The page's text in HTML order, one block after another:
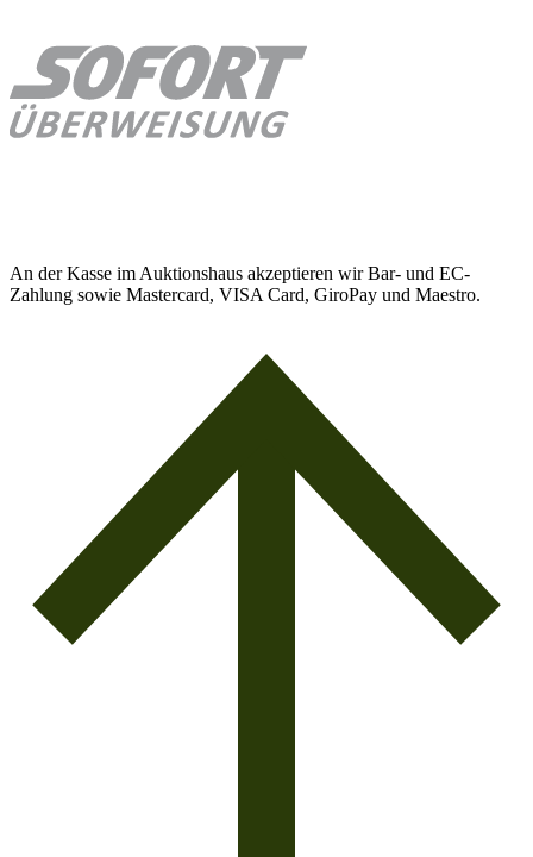
An der Kasse im Auktionshaus akzeptieren wir Bar- und EC-
Zahlung sowie Mastercard, VISA Card, GiroPay und Maestro.